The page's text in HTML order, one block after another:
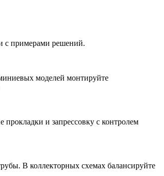
с примерами решений.
моделей монтируйте
и запрессовку с контролем
В коллекторных схемах балансируйте